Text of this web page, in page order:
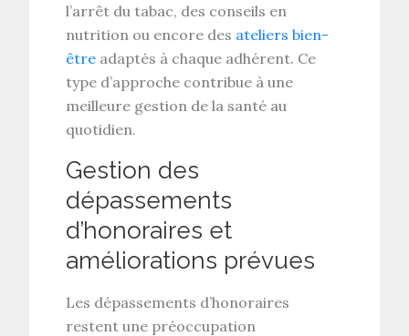
l’arrêt du tabac, des conseils en
nutrition ou encore des ateliers bien-
être adaptés à chaque adhérent. Ce
type d’approche contribue à une
meilleure gestion de la santé au
quotidien.
Gestion des
dépassements
d’honoraires et
améliorations prévues
Les dépassements d’honoraires
restent une préoccupation